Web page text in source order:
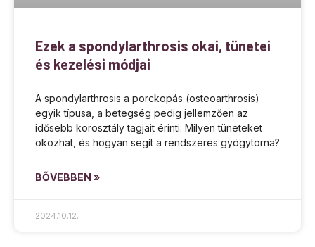
Ezek a spondylarthrosis okai, tünetei
és kezelési módjai
A spondylarthrosis a porckopás (osteoarthrosis)
egyik típusa, a betegség pedig jellemzően az
idősebb korosztály tagjait érinti. Milyen tüneteket
okozhat, és hogyan segít a rendszeres gyógytorna?
BŐVEBBEN »
2024.10.12.